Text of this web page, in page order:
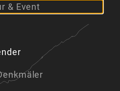
& Event